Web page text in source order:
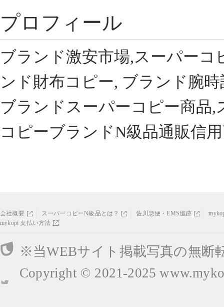
プロフィール
ブランド激安市場,スーパー
ンド財布コピー, ブランド腕
ブランドスーパーコピー商品
コピーブランドN級品通販信
会社概要 スーパーコピーN級品とは？ 佐川急便・EMS追跡
mykopi 支払い方法
※当WEBサイト掲載写真の無断
Copyright © 2021-2025